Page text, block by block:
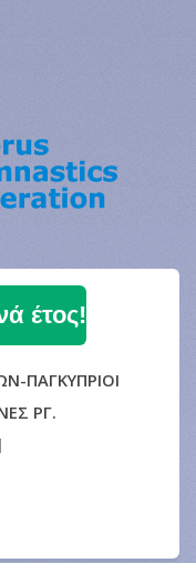
έτος!
ΠΑΓΚΥΠΡΙΟΙ
ΡΓ.